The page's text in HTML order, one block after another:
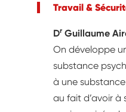
Travail &
Dr Guillaume
On développe
substance
à une
au fait d’avoir à